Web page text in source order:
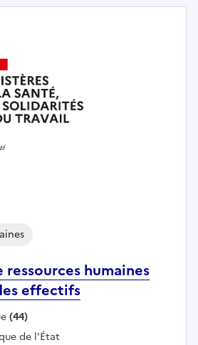
humaines
effectifs
(44)
:de l'État